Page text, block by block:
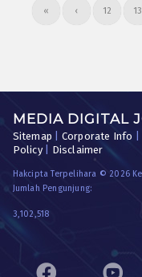
« ‹ 12 13
MEDIA DIGITAL
Sitemap Corporate Info
Policy| Disclaimer
Hakcipta Terpelihara © 2026
Jumlah Pengunjung:
3,102,518